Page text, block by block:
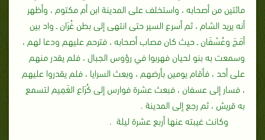
مائتين من أصحابه ، واستخلف على المدينة ابن أم مكتوم ، وأظهر
أنه يريد الشام ، ثم أسرع السير حتى انتهى إلى بطن غُرَان ـ واد بين
أمَجَ وعُسْفَان ـ حيث كان مصاب أصحابه ، فترحم عليهم ودعا لهم ،
وسمعت به بنو لحيان فهربوا في رؤوس الجبال ، فلم يقدر منهم
على أحد ، فأقام يومين بأرضهم ، وبعث السرايا ، فلم يقدروا عليهم
، فسار إلى عسفان ، فبعث عشرة فوارس إلى كُرَاع الغَمِيم لتسمع
به قريش ، ثم رجع إلى المدينة ‏.‏
وكانت غيبته عنها أربع عشرة ليلة ‏.‏